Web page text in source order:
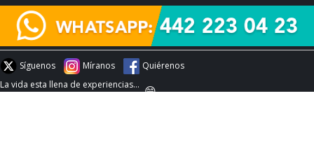
Síguenos Míranos
Quiérenos
La vida esta llena de experiencias... 😄